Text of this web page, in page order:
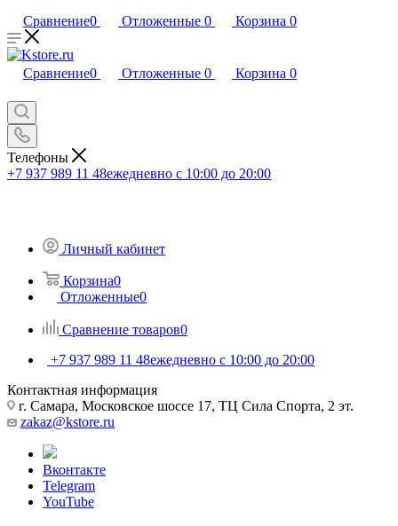
Сравнение0 Отложенные 0 Корзина 0
Сравнение0 Отложенные 0 Корзина 0
Телефоны
+7 937 989 11 48ежедневно с 10:00 до 20:00
Личный кабинет
Корзина0
Отложенные0
Сравнение товаров0
+7 937 989 11 48ежедневно с 10:00 до 20:00
Контактная информация
г. Самара, Московское шоссе 17, ТЦ Сила Спорта, 2 эт.
zakaz@kstore.ru
Вконтакте
Telegram
YouTube